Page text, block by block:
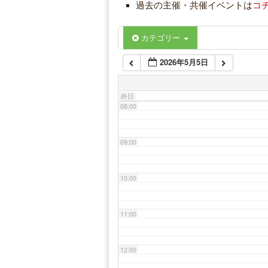
過去の主催・共催イベントはコ
カテゴリー
2026年5月5日
終日
06:00
07:00
08:00
09:00
10:00
11:00
12:00